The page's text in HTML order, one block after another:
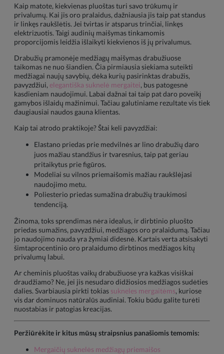
Kaip matote, kiekvienas pluoštas turi savo trūkumų ir
privalumų. Kai jis oro pralaidus, dažniausia jis taip pat standus
ir linkęs raukšlėtis. Jei tvirtas ir atsparus trinčiai, linkęs
elektrizuotis. Taigi audinių maišymas tinkamomis
proporcijomis leidžia išlaikyti kiekvienos iš jų privalumus.
Drabužių pramonėje medžiagų maišymas drabužiuose
taikomas ne nuo šiandien. Čia pirmiausia siekiama suteikti
medžiagai naujų savybių, dėka kurių pasirinktas drabužis,
pavyzdžiui, elegantiška suknelė mergaitei, bus patogesnė
kasdieniam naudojimui. Labai dažnai tai taip pat daro poveikį
gamybos išlaidų mažinimui. Tačiau galutiniame rezultate vis tiek
daugiausiai naudos gauna klientas.
Kaip tai atrodo praktikoje? Štai keli pavyzdžiai:
Elastano priedas prie medvilnės ar lino drabužių daro
juos mažiau standžius ir tvaresnius, taip pat geriau
pritaikytus prie figūros.
Modeliai su vilnos priemaišomis mažiau raukšlėjasi
naudojimo metu.
Poliesterio priedas sumažina drabužių traukimosi
tendenciją.
Žinoma, toks sprendimas nėra idealus, ir dirbtinio pluošto
priedas sumažins, pavyzdžiui, medžiagos oro pralaidumą. Tačiau
jo naudojimo nauda yra žymiai didesnė. Kartais verta atsisakyti
šimtaprocentinio oro pralaidumo dirbtinos medžiagos kitų
privalumų labui.
Ar cheminis pluoštas vaikų drabužiuose yra kažkas visiškai
draudžiamo? Ne, jei jis nesu­daro didžiosios medžiagos sudėties
dalies. Svarbiausia pirkti tokias sukneles mergaitėms, kuriose
vis dar dominuos natūralūs audiniai. Tokiu būdu galite turėti
nuostabias ir patogias kreacijas.
Peržiūrėkite ir kitus mūsų straipsnius panašiomis temomis:
Mergaičių suknelės medžiagų priemaišos